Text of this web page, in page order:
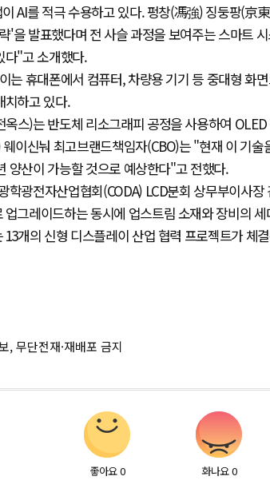
AI를 적극 수용하고 있다. 펑창(馮強) 징둥팡(京
'을 발표했다며 전 사슬 과정을 보여주는 스마트
다"고 소개했다.
는 휴대폰에서 컴퓨터, 차량용 기기 등 중대형 화
치하고 있다.
옥스)는 반도체 리소그래피 공정을 사용하여
이신눠 최고브랜드책임자(CBO)는 "현재 이 기
양산이 가능할 것으로 예상한다"고 전했다.
학광전자산업협회(CODA) LCD분회 상무부이사
업그레이드하는 동시에 업스트림 소재와 장비의
개의 신형 디스플레이 산업 협력 프로젝트가 체
무단전재·재배포 금지
좋아요 0 화나요 0